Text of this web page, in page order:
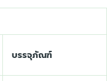
บรรจุภัณฑ์